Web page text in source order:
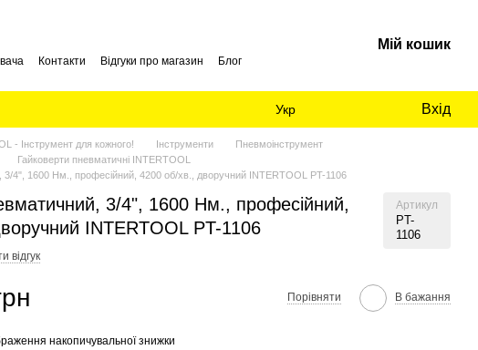
Контакти Відгуки про магазин Блог
Мій кошик
Укр Вхід
- Інструмент для кожного! Інструменти
Пневмоінструмент
Гайковерти пневматичні INTERTOOL
3/4", 1600 Нм., професійний, 4200 об/хв., дворучний INTERTOOL PT-1106
3/4", 1600 Нм., професійний,
INTERTOOL PT-1106
Артикул
PT-
1106
відгук
Порівняти В бажання
накопичувальної знижки